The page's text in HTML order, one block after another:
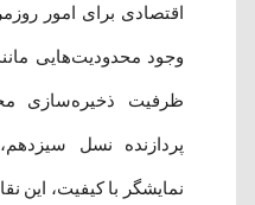
اقتصادی برای امور
وجود محدودیت‌هایی
ظرفیت ذخیره‌سازی
نمایشگر با کیفیت،